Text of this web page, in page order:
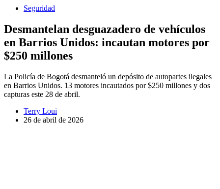
Seguridad
Desmantelan desguazadero de vehículos
en Barrios Unidos: incautan motores por
$250 millones
La Policía de Bogotá desmanteló un depósito de autopartes ilegales
en Barrios Unidos. 13 motores incautados por $250 millones y dos
capturas este 28 de abril.
Terry Loui
26 de abril de 2026